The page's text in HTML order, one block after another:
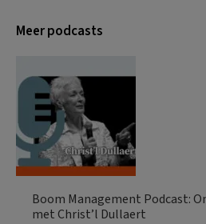
Meer podcasts
Boom Management Podcast:
met Christ’l Dullaert